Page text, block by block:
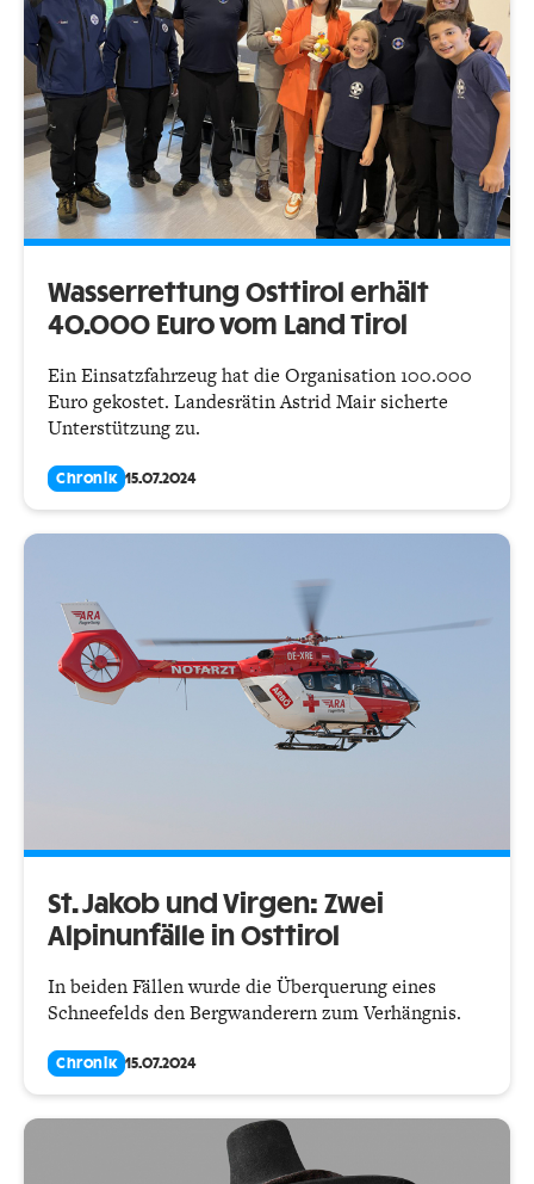
Wasserrettung Osttirol erhält
40.000 Euro vom Land Tirol
Ein Einsatzfahrzeug hat die Organisation 100.000
Euro gekostet. Landesrätin Astrid Mair sicherte
Unterstützung zu.
Chronik 15.07.2024
St. Jakob und Virgen: Zwei
Alpinunfälle in Osttirol
In beiden Fällen wurde die Überquerung eines
Schneefelds den Bergwanderern zum Verhängnis.
Chronik 15.07.2024